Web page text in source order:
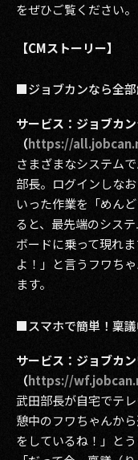
をぜひご覧ください。
【CMストーリー】
■ジョブカンなら全部
サービス：ジョブカ
（https://
さまざまなシステム
部長。ログインしな
いった作業を「めん
ると、最先端のシス
ボードに乗って現れ
よ！」と言うフワち
ます。
■スマホで簡単！稟
サービス：ジョブカ
（https://
武田部長が自宅でテ
憩中のフワちゃんか
をしているね！」と